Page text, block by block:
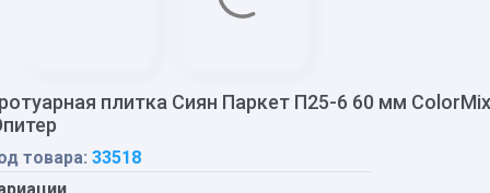
плитка Сиян Паркет П25-6 60 мм ColorMix
товара: 33518